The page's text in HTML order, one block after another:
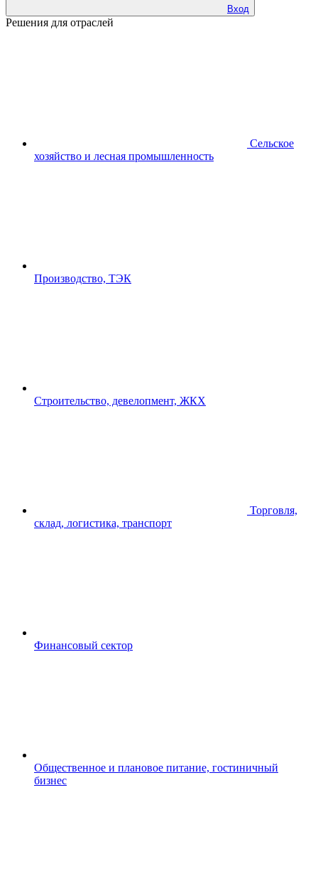
Вход
Решения для отраслей
Сельское
хозяйство и лесная промышленность
Производство, ТЭК
Строительство, девелопмент, ЖКХ
Торговля,
склад, логистика, транспорт
Финансовый сектор
Общественное и плановое питание, гостиничный
бизнес